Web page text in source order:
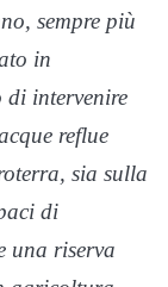
sempre più
in
di intervenire
reflue
sia sulla
di
una riserva